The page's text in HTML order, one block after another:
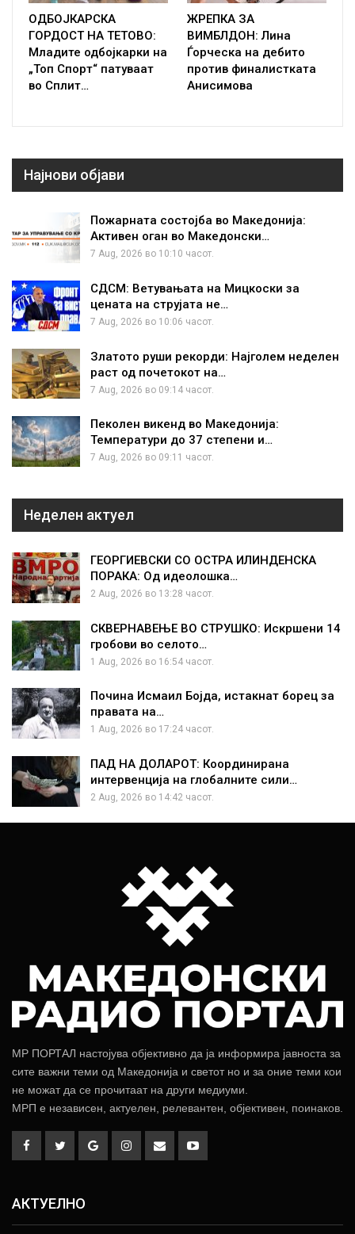
ОДБОЈКАРСКА
ГОРДОСТ НА ТЕТОВО:
Младите одбојкарки на
„Топ Спорт“ патуваат
во Сплит…
ЖРЕПКА ЗА
ВИМБЛДОН: Лина
Ѓорческа на дебито
против финалистката
Анисимова
Најнови објави
Пожарната состојба во Македонија:
Активен оган во Македонски…
7 Aug, 2026 во 10:10 часот.
СДСМ: Ветувањата на Мицкоски за
цената на струјата не…
7 Aug, 2026 во 10:06 часот.
Златото руши рекорди: Најголем неделен
раст од почетокот на…
7 Aug, 2026 во 09:14 часот.
Пеколен викенд во Македонија:
Температури до 37 степени и…
7 Aug, 2026 во 09:11 часот.
Неделен актуел
ГЕОРГИЕВСКИ СО ОСТРА ИЛИНДЕНСКА
ПОРАКА: Од идеолошка…
2 Aug, 2026 во 13:28 часот.
СКВЕРНАВЕЊЕ ВО СТРУШКО: Искршени 14
гробови во селото…
1 Aug, 2026 во 16:54 часот.
Почина Исмаил Бојда, истакнат борец за
правата на…
1 Aug, 2026 во 17:24 часот.
ПАД НА ДОЛАРОТ: Координирана
интервенција на глобалните сили…
2 Aug, 2026 во 14:42 часот.
МР ПОРТАЛ настојува објективно да ја информира јавноста за
сите важни теми од Македонија и светот но и за оние теми кои
не можат да се прочитаат на други медиуми.
МРП е независен, актуелен, релевантен, објективен, поинаков.
АКТУЕЛНО